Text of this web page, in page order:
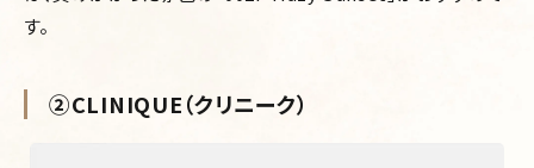
す。
②CLINIQUE（クリニーク）